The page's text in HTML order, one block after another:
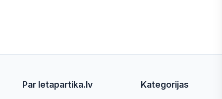
Par letapartika.lv Kategorijas